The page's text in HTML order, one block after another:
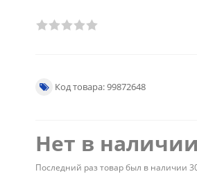
Код товара: 99872648
Нет в наличии
Последний раз товар был в наличии